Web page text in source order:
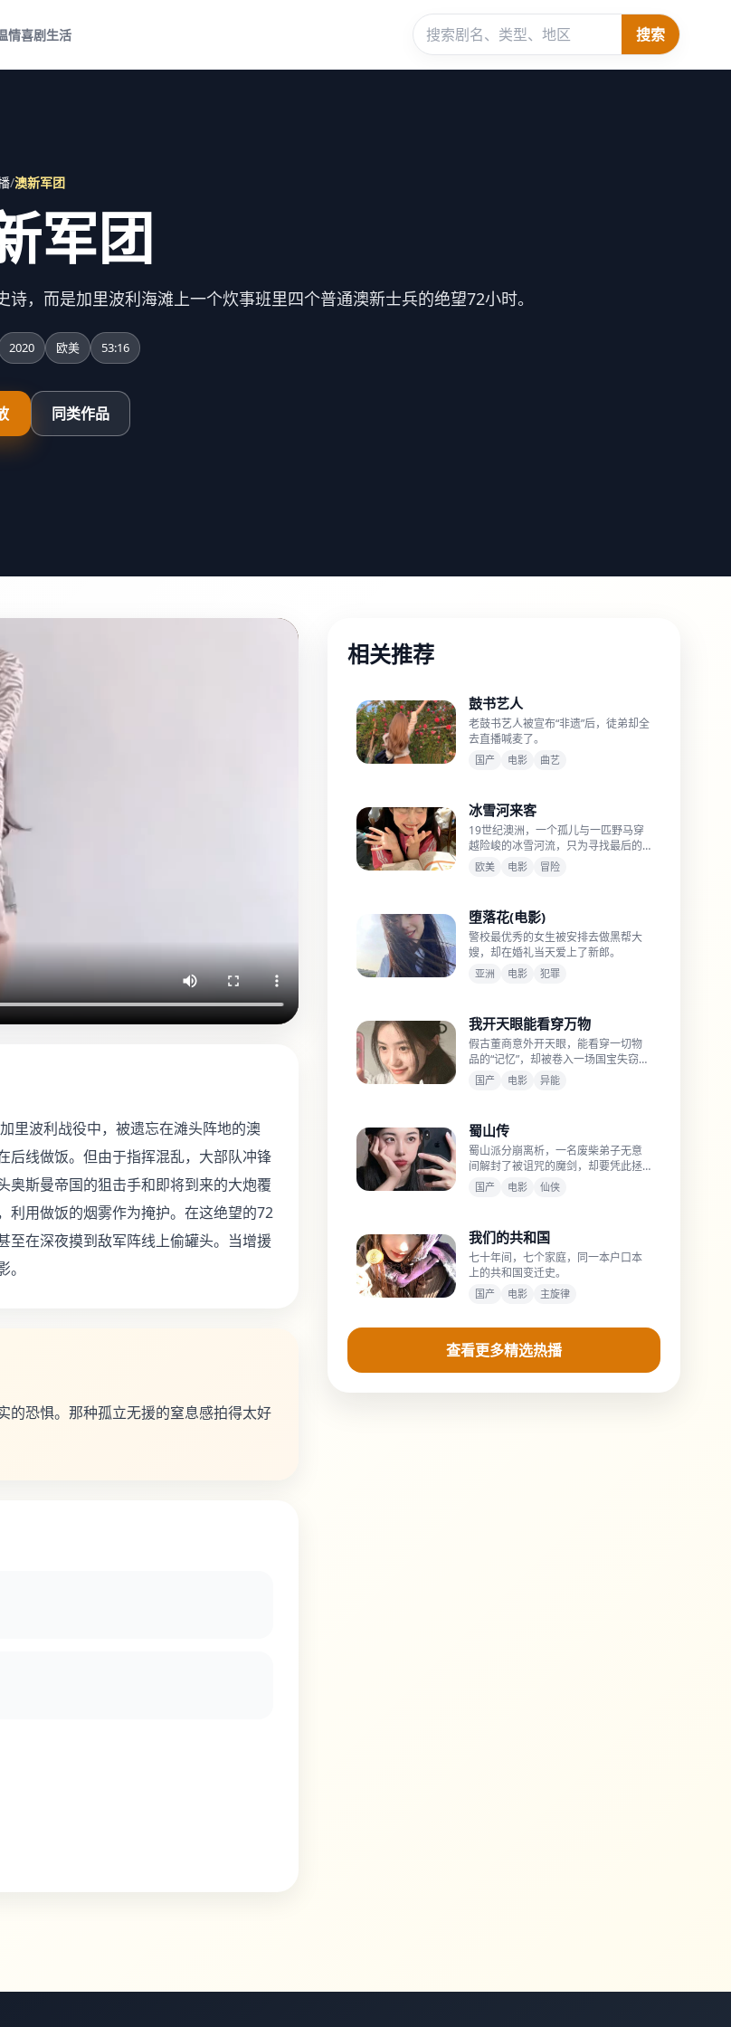
情喜剧生活 搜索
/澳新军团
军团
诗，而是加里波利海滩上一个炊事班里四个普通澳新士兵的绝望72小时。
2020 欧美 53:16
同类作品
里波利战役中，被遗忘在滩头阵地的澳
后线做饭。但由于指挥混乱，大部队冲锋
奥斯曼帝国的狙击手和即将到来的大炮覆
利用做饭的烟雾作为掩护。在这绝望的72
至在深夜摸到敌军阵线上偷罐头。当增援
的恐惧。那种孤立无援的窒息感拍得太好
相关推荐
鼓书艺人
老鼓书艺人被宣布“非遗”后，徒弟却全
去直播喊麦了。
国产 电影 曲艺
冰雪河来客
19世纪澳洲，一个孤儿与一匹野马穿
越险峻的冰雪河流，只为寻找最后的
自由之地。
欧美 电影 冒险
堕落花(电影)
警校最优秀的女生被安排去做黑帮大
嫂，却在婚礼当天爱上了新郎。
亚洲 电影 犯罪
我开天眼能看穿万物
假古董商意外开天眼，能看穿一切物
品的“记忆”，却被卷入一场国宝失窃
案，成了唯一目击证人。
国产 电影 异能
蜀山传
蜀山派分崩离析，一名废柴弟子无意
间解封了被诅咒的魔剑，却要凭此拯
救师门。
国产 电影 仙侠
我们的共和国
七十年间，七个家庭，同一本户口本
上的共和国变迁史。
国产 电影 主旋律
查看更多精选热播